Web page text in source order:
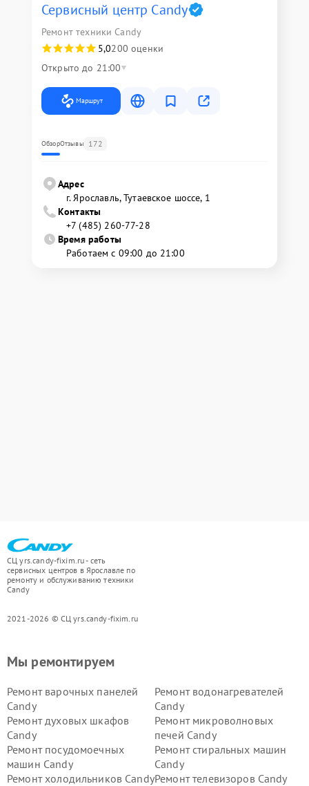
Сервисный центр Candy
Ремонт техники Candy
5,0200 оценки
Открыто до 21:00
Маршрут
ОбзорОтзывы 172
Адрес
г. Ярославль, Тутаевское шоссе, 1
Контакты
+7 (485) 260-77-28
Время работы
Работаем с 09:00 до 21:00
СЦ yrs.candy-fixim.ru - сеть
сервисных центров в Ярославле по
ремонту и обслуживанию техники
Candy
2021-2026 © СЦ yrs.candy-fixim.ru
Мы ремонтируем
Ремонт варочных панелей
Candy
Ремонт водонагревателей
Candy
Ремонт духовых шкафов
Candy
Ремонт микроволновых
печей Candy
Ремонт посудомоечных
машин Candy
Ремонт стиральных машин
Candy
Ремонт холодильников CandyРемонт телевизоров Candy